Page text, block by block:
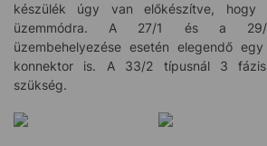
készülék úgy van előkészítve, hogy
üzemmódra. A 27/1 és a 29/0
üzembehelyezése esetén elegendő
konnektor is. A 33/2 típusnál 3
szükség.